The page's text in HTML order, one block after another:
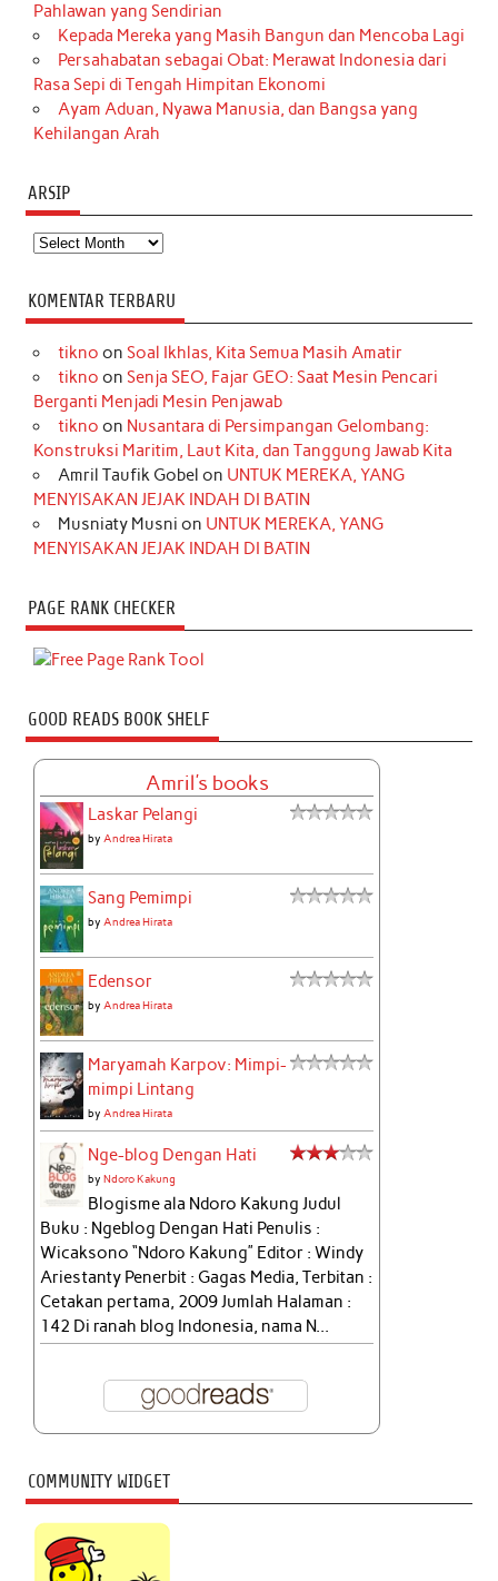
Pahlawan yang Sendirian
Kepada Mereka yang Masih Bangun dan Mencoba Lagi
Persahabatan sebagai Obat: Merawat Indonesia dari
Rasa Sepi di Tengah Himpitan Ekonomi
Ayam Aduan, Nyawa Manusia, dan Bangsa yang
Kehilangan Arah
ARSIP
Arsip
KOMENTAR TERBARU
tikno on Soal Ikhlas, Kita Semua Masih Amatir
tikno on Senja SEO, Fajar GEO: Saat Mesin Pencari
Berganti Menjadi Mesin Penjawab
tikno on Nusantara di Persimpangan Gelombang:
Konstruksi Maritim, Laut Kita, dan Tanggung Jawab Kita
Amril Taufik Gobel on UNTUK MEREKA, YANG
MENYISAKAN JEJAK INDAH DI BATIN
Musniaty Musni on UNTUK MEREKA, YANG
MENYISAKAN JEJAK INDAH DI BATIN
PAGE RANK CHECKER
GOOD READS BOOK SHELF
Amril's books
Laskar Pelangi
byAndrea Hirata
Sang Pemimpi
byAndrea Hirata
Edensor
byAndrea Hirata
Maryamah Karpov: Mimpi-
mimpi Lintang
byAndrea Hirata
Nge-blog Dengan Hati
byNdoro Kakung
Blogisme ala Ndoro Kakung Judul
Buku : Ngeblog Dengan Hati Penulis :
Wicaksono “Ndoro Kakung” Editor : Windy
Ariestanty Penerbit : Gagas Media, Terbitan :
Cetakan pertama, 2009 Jumlah Halaman :
142 Di ranah blog Indonesia, nama N...
COMMUNITY WIDGET